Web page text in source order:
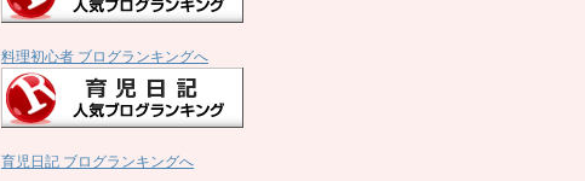
料理初心者 ブログランキングへ
育児日記 ブログランキングへ